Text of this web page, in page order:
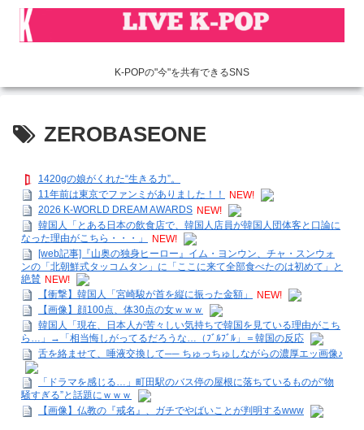
K-POPの"今"を共有できるSNS
ZEROBASEONE
1420gの娘がくれた“生きる力”。
11年前は東京でファンミがありました！！
NEW!
2026 K-WORLD DREAM AWARDS NEW!
韓国人「とある日本の飲食店で、韓国人店員が韓国人団体客と口論に
なった理由がこちら・・・」
NEW!
[web記事]『山奥の独身ヒーロー』イム・ヨンウン、チャ・スンウォ
ンの「北朝鮮式タッコムタン」に「ここに来て全部食べたのは初めて」と
絶賛 NEW!
【衝撃】韓国人「宮崎駿が首を縦に振った金額」
NEW!
【画像】顔100点、体30点の女ｗｗｗ
韓国人「現在、日本人が苦々しい気持ちで韓国を見ている理由がこち
ら…」→「相当悔しがってるだろうな…（ﾌﾞﾙﾌﾞﾙ」＝韓国の反応
舌を絡ませて、唾液交換して── ちゅっちゅしながらの濃厚エッ画像♪
「ドラマを感じる…」町田駅のバス停の屋根に落ちているものが“物
騒すぎる”と話題にｗｗｗ
【画像】仏教の『戒名』、ガチでやばいことが判明するwww